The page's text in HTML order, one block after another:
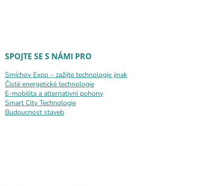
SPOJTE SE S NÁMI PRO
Smíchov Expo – zažijte technologie jinak
Čisté energetické technologie
E-mobilita a alternativní pohony
Smart City Technologie
Budoucnost staveb